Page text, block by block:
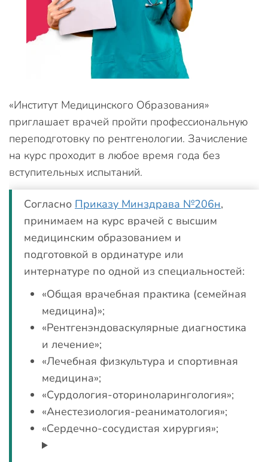
«Институт Медицинского Образования»
приглашает врачей пройти профессиональную
переподготовку по рентгенологии. Зачисление
на курс проходит в любое время года без
вступительных испытаний.
Согласно Приказу Минздрава №206н,
принимаем на курс врачей с высшим
медицинским образованием и
подготовкой в ординатуре или
интернатуре по одной из специальностей:
«Общая врачебная практика (семейная
медицина)»;
«Рентгенэндоваскулярные диагностика
и лечение»;
«Лечебная физкультура и спортивная
медицина»;
«Сурдология-оториноларингология»;
«Анестезиология-реаниматология»;
«Сердечно-сосудистая хирургия»;